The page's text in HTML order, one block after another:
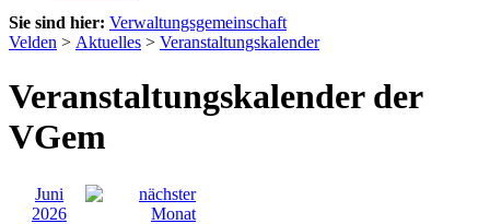
Sie sind hier: Verwaltungsgemeinschaft
Velden > Aktuelles > Veranstaltungskalender
Veranstaltungskalender der
VGem
Juni
2026